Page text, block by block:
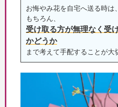
お悔やみ花を自宅へ送る時は
もちろん、
受け取る方が無理なく受
かどうか
まで考えて手配することが大